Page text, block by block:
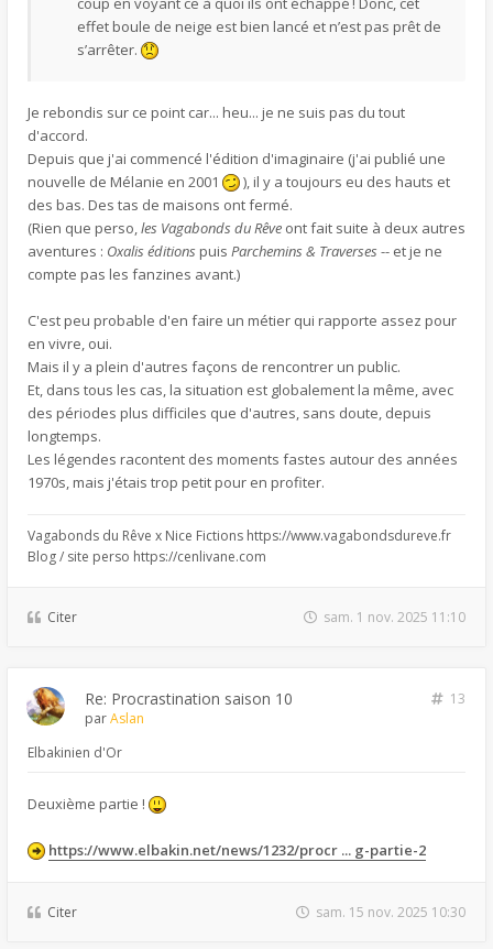
effet boule de neige est bien lancé et n’est pas prêt de
s’arrêter.
Je rebondis sur ce point car... heu... je ne suis pas du tout
d'accord.
Depuis que j'ai commencé l'édition d'imaginaire (j'ai publié une
nouvelle de Mélanie en 2001
), il y a toujours eu des hauts et
des bas. Des tas de maisons ont fermé.
(Rien que perso,les Vagabonds du Rêve ont fait suite à deux autres
aventures : Oxalis éditions puis Parchemins & Traverses -- et je ne
compte pas les fanzines avant.)
C'est peu probable d'en faire un métier qui rapporte assez pour
en vivre, oui.
Mais il y a plein d'autres façons de rencontrer un public.
Et, dans tous les cas, la situation est globalement la même, avec
des périodes plus difficiles que d'autres, sans doute, depuis
longtemps.
Les légendes racontent des moments fastes autour des années
1970s, mais j'étais trop petit pour en profiter.
Vagabonds du Rêve x Nice Fictions https://www.vagabondsdureve.fr
Blog / site perso https://cenlivane.com
Citer sam. 1 nov. 2025 11:10
Re: Procrastination saison 10
13
parAslan
Elbakinien d'Or
Deuxième partie !
https://www.elbakin.net/news/1232/procr ... g-partie-2
Citer sam. 15 nov. 2025 10:30